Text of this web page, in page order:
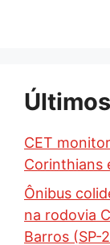
CET
Corinthians
Ônibus
na rodovia
Barros (SP-